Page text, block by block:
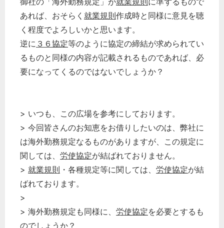
あれば、おそらく 就業規則作成時と同様に意見を聴
く程度でよろしいかと思います。
逆に ３６協定等のように協定の締結が求められてい
るものと同様の内容が記載されるものであれば、必
要になってくるのではないでしょうか？
> いつも、この広場を参考にしております。
> 今回皆さんのお知恵をお借りしたいのは、弊社に
は海外勤務規定なるものがありますが、この規定に
関しては、 労使協定が結ばれておりません。
> 就業規則 ・各種規定等に関しては、 労使協定が結
ばれております。
>
> 海外勤務規定も同様に、 労使協定を必要とするも
のでしょうか？